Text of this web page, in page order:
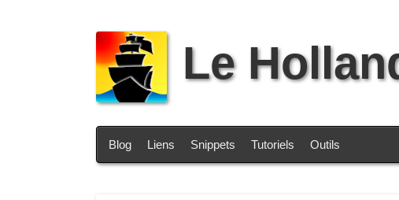
Le
Blog Liens Snippets Tutoriels Outils